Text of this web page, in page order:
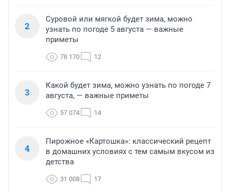
2
Суровой или мягкой будет зима, можно
узнать по погоде 5 августа — важные
приметы
78 170 12
3
Какой будет зима, можно узнать по погоде 7
августа, — важные приметы
57 074 14
4
Пирожное «Картошка»: классический рецепт
в домашних условиях с тем самым вкусом из
детства
31 008 17